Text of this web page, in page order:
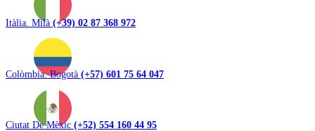
Itàlia. Milà (+39) 02 87 368 972
Colòmbia. Bogotà (+57) 601 75 64 047
Ciutat De Mèxic (+52) 554 160 44 95